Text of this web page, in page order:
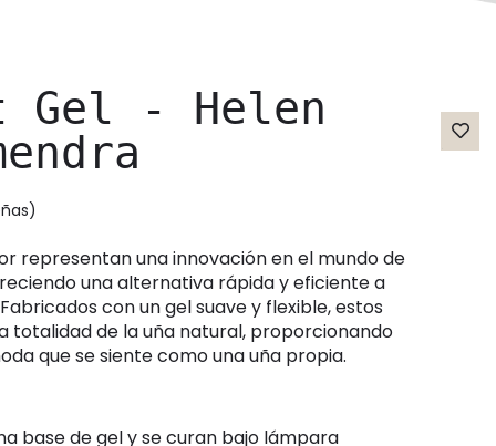
Gel - Helen
una alternativa rápida y eficiente a
con un gel suave y flexible, estos
totalidad de la uña natural, proporcionando
que se siente como una uña propia.